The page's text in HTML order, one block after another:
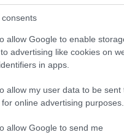
allow Google to enable
advertising like cookies on
in apps.
allow my user data to be sent
online advertising purposes.
allow Google to send me
a ManUtdFanatics.hu